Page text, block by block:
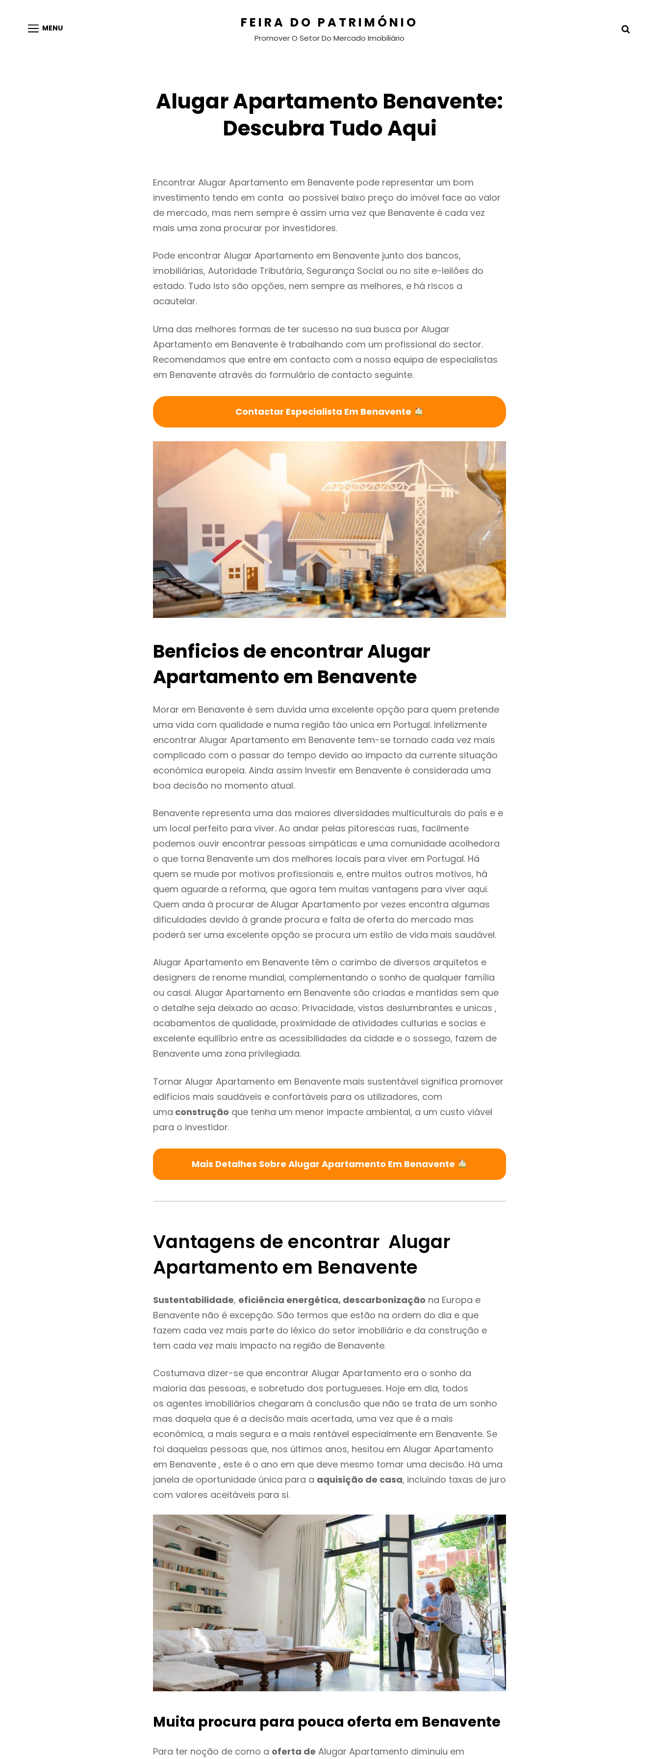
MENU FEIRA DO PATRIMÓNIO
Promover O Setor Do Mercado Imobiliário
Alugar Apartamento Benavente:
Descubra Tudo Aqui
Encontrar Alugar Apartamento em Benavente pode representar um bom
investimento tendo em conta ao possível baixo preço do imóvel face ao valor
de mercado, mas nem sempre é assim uma vez que Benavente é cada vez
mais uma zona procurar por investidores.
Pode encontrar Alugar Apartamento em Benavente junto dos bancos,
imobiliárias, Autoridade Tributária, Segurança Social ou no site e-leilões do
estado. Tudo isto são opções, nem sempre as melhores, e há riscos a
acautelar.
Uma das melhores formas de ter sucesso na sua busca por Alugar
Apartamento em Benavente é trabalhando com um profissional do sector.
Recomendamos que entre em contacto com a nossa equipa de especialistas
em Benavente através do formulário de contacto seguinte.
Contactar Especialista Em Benavente
Benficios de encontrar Alugar
Apartamento em Benavente
Morar em Benavente é sem duvida uma excelente opção para quem pretende
uma vida com qualidade e numa região táo unica em Portugal. Infelizmente
encontrar Alugar Apartamento em Benavente tem-se tornado cada vez mais
complicado com o passar do tempo devido ao impacto da currente situação
económica europeia. Ainda assim Investir em Benavente é considerada uma
boa decisão no momento atual.
Benavente representa uma das maiores diversidades multiculturais do país e e
um local perfeito para viver. Ao andar pelas pitorescas ruas, facilmente
podemos ouvir encontrar pessoas simpáticas e uma comunidade acolhedora
o que torna Benavente um dos melhores locais para viver em Portugal. Há
quem se mude por motivos profissionais e, entre muitos outros motivos, há
quem aguarde a reforma, que agora tem muitas vantagens para viver aqui.
Quem anda à procurar de Alugar Apartamento por vezes encontra algumas
dificuldades devido à grande procura e falta de oferta do mercado mas
poderá ser uma excelente opção se procura um estilo de vida mais saudável.
Alugar Apartamento em Benavente têm o carimbo de diversos arquitetos e
designers de renome mundial, complementando o sonho de qualquer família
ou casal. Alugar Apartamento em Benavente são criadas e mantidas sem que
o detalhe seja deixado ao acaso: Privacidade, vistas deslumbrantes e unicas ,
acabamentos de qualidade, proximidade de atividades culturias e socias e
excelente equilíbrio entre as acessibilidades da cidade e o sossego, fazem de
Benavente uma zona privilegiada.
Tornar Alugar Apartamento em Benavente mais sustentável significa promover
edifícios mais saudáveis e confortáveis para os utilizadores, com
uma construção que tenha um menor impacte ambiental, a um custo viável
para o investidor.
Mais Detalhes Sobre Alugar Apartamento Em Benavente
Vantagens de encontrar Alugar
Apartamento em Benavente
Sustentabilidade, eficiência energética, descarbonização na Europa e
Benavente não é excepção. São termos que estão na ordem do dia e que
fazem cada vez mais parte do léxico do setor imobiliário e da construção e
tem cada vez mais impacto na região de Benavente.
Costumava dizer-se que encontrar Alugar Apartamento era o sonho da
maioria das pessoas, e sobretudo dos portugueses. Hoje em dia, todos
os agentes imobiliários chegaram à conclusão que não se trata de um sonho
mas daquela que é a decisão mais acertada, uma vez que é a mais
económica, a mais segura e a mais rentável especialmente em Benavente. Se
foi daquelas pessoas que, nos últimos anos, hesitou em Alugar Apartamento
em Benavente , este é o ano em que deve mesmo tomar uma decisão. Há uma
janela de oportunidade única para a aquisição de casa, incluindo taxas de juro
com valores aceitáveis para si.
Muita procura para pouca oferta em Benavente
Para ter noção de como a oferta de Alugar Apartamento diminuiu em